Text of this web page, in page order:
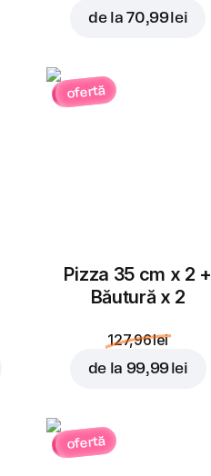
de la70,99 lei
ofertă
Pizza 35 cm x 2 +
Băutură x 2
127,96 lei
de la 99,99 lei
ofertă